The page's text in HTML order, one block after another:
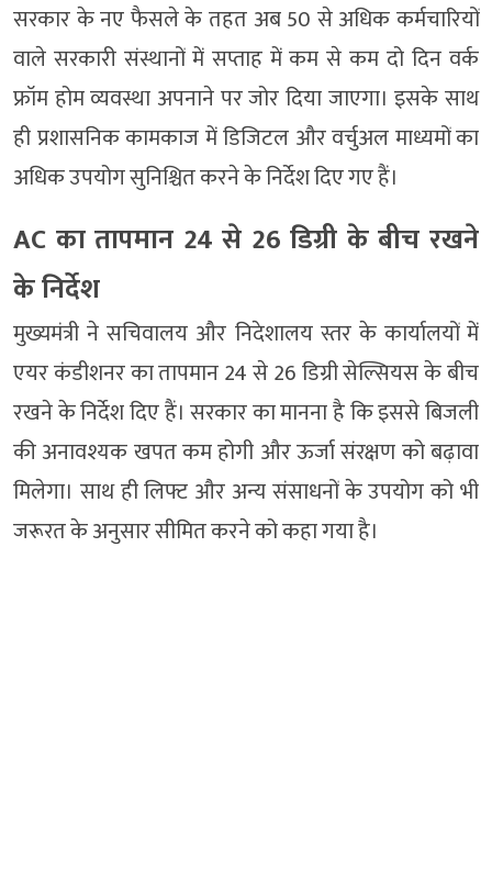
सरकार के नए फैसले के तहत अब 50 से अधिक कर्मचारियों
वाले सरकारी संस्थानों में सप्ताह में कम से कम दो दिन वर्क
फ्रॉम होम व्यवस्था अपनाने पर जोर दिया जाएगा। इसके साथ
ही प्रशासनिक कामकाज में डिजिटल और वर्चुअल माध्यमों का
अधिक उपयोग सुनिश्चित करने के निर्देश दिए गए हैं।
AC का तापमान 24 से 26 डिग्री के बीच रखने
के निर्देश
मुख्यमंत्री ने सचिवालय और निदेशालय स्तर के कार्यालयों में
एयर कंडीशनर का तापमान 24 से 26 डिग्री सेल्सियस के बीच
रखने के निर्देश दिए हैं। सरकार का मानना है कि इससे बिजली
की अनावश्यक खपत कम होगी और ऊर्जा संरक्षण को बढ़ावा
मिलेगा। साथ ही लिफ्ट और अन्य संसाधनों के उपयोग को भी
जरूरत के अनुसार सीमित करने को कहा गया है।